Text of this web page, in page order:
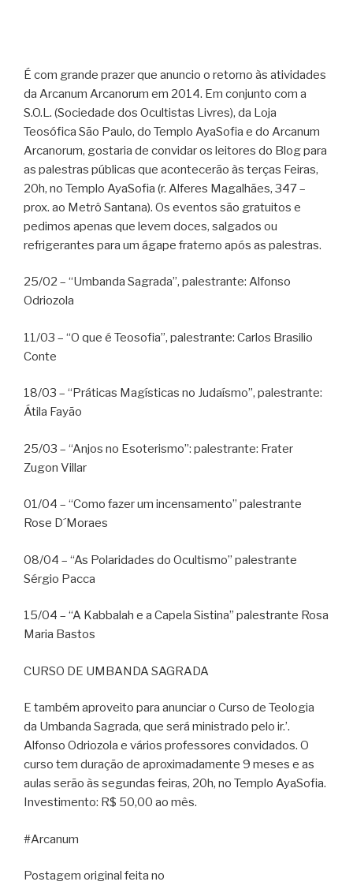
É com grande prazer que anuncio o retorno às atividades
da Arcanum Arcanorum em 2014. Em conjunto com a
S.O.L. (Sociedade dos Ocultistas Livres), da Loja
Teosófica São Paulo, do Templo AyaSofia e do Arcanum
Arcanorum, gostaria de convidar os leitores do Blog para
as palestras públicas que acontecerão às terças Feiras,
20h, no Templo AyaSofia (r. Alferes Magalhães, 347 –
prox. ao Metrô Santana). Os eventos são gratuitos e
pedimos apenas que levem doces, salgados ou
refrigerantes para um ágape fraterno após as palestras.
25/02 – “Umbanda Sagrada”, palestrante: Alfonso
Odriozola
11/03 – “O que é Teosofia”, palestrante: Carlos Brasilio
Conte
18/03 – “Práticas Magísticas no Judaísmo”, palestrante:
Átila Fayão
25/03 – “Anjos no Esoterismo”: palestrante: Frater
Zugon Villar
01/04 – “Como fazer um incensamento” palestrante
Rose D´Moraes
08/04 – “As Polaridades do Ocultismo” palestrante
Sérgio Pacca
15/04 – “A Kabbalah e a Capela Sistina” palestrante Rosa
Maria Bastos
CURSO DE UMBANDA SAGRADA
E também aproveito para anunciar o Curso de Teologia
da Umbanda Sagrada, que será ministrado pelo ir.’.
Alfonso Odriozola e vários professores convidados. O
curso tem duração de aproximadamente 9 meses e as
aulas serão às segundas feiras, 20h, no Templo AyaSofia.
Investimento: R$ 50,00 ao mês.
#Arcanum
Postagem original feita no